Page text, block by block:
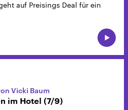
auf Preisings Deal für ein
Vicki Baum
im Hotel (7/9)